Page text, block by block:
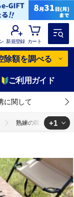
新規登録 カート
除額を調べる
ご利用ガイド
に関して
熟練の職人が作る キ
+1